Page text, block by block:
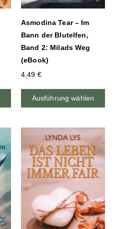
Asmodina Tear – Im
Bann der Blutelfen,
Band 2: Milads Weg
(eBook)
4,49 €
Ausführung wählen